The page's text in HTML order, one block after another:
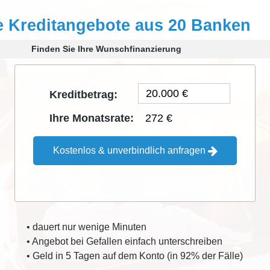
Kreditangebote aus 20 Banken
Finden Sie Ihre Wunschfinanzierung
Kreditbetrag:
Ihre Monatsrate:
272 €
Kostenlos & unverbindlich anfragen
• dauert nur wenige Minuten
• Angebot bei Gefallen einfach unterschreiben
• Geld in 5 Tagen auf dem Konto (in 92% der Fälle)